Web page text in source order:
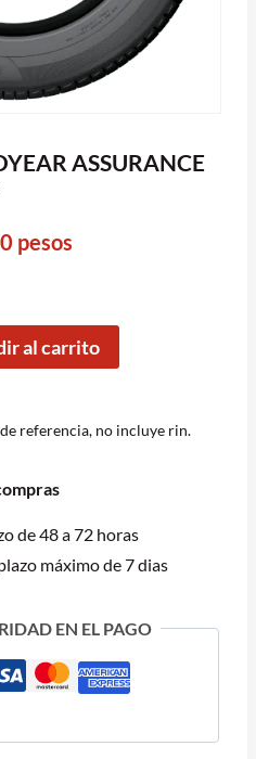
ASSURANCE
Current
$2,116.00.
pesos
al carrito
referencia, no incluye rin.
de 48 a 72 horas
máximo de 7 dias
EN EL PAGO